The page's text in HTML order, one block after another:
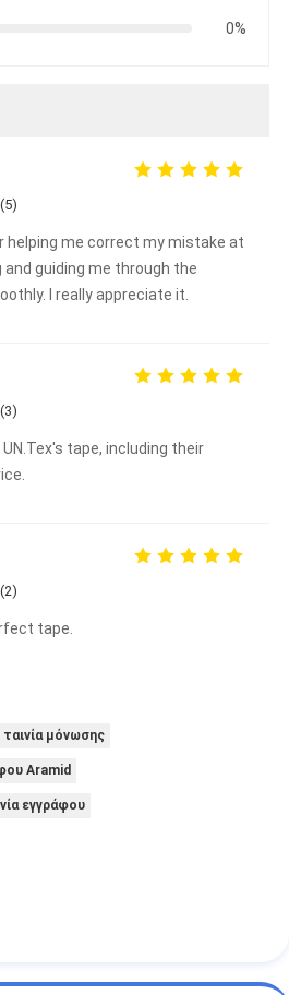
0%
helping me correct my mistake at
and guiding me through the
I really appreciate it.
UN.Tex's tape, including their
tape.
μόνωσης
Aramid
εγγράφου